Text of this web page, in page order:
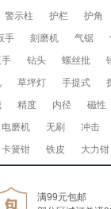
警示柱 护栏
护角
手 刻磨机 气锯
钻头 螺丝批
草坪灯 手提式
精度 内径
磁性
电磨机 无刷
冲击
卡簧钳 铁皮 大力钳
满99元包邮